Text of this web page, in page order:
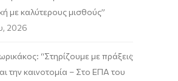
με καλύτερους μισθούς”
2026
“Στηρίζουμε με πράξεις
την καινοτομία – Στο ΕΠΑ του